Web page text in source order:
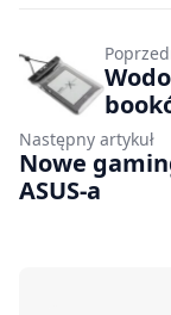
Następny artykuł
Nowe
ASUS-a